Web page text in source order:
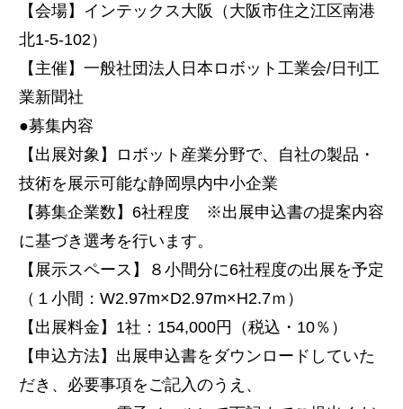
【会場】インテックス大阪（大阪市住之江区南港
北1-5-102）
【主催】一般社団法人日本ロボット工業会/日刊工
業新聞社
●募集内容
【出展対象】ロボット産業分野で、自社の製品・
技術を展示可能な静岡県内中小企業
【募集企業数】6社程度 ※出展申込書の提案内容
に基づき選考を行います。
【展示スペース】８小間分に6社程度の出展を予定
（１小間：W2.97m×D2.97m×H2.7ｍ）
【出展料金】1社：154,000円（税込・10％）
【申込方法】出展申込書をダウンロードしていた
だき、必要事項をご記入のうえ、